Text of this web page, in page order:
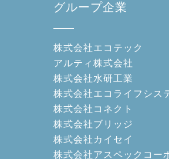
グループ企業
株式会社エコテック
アルティ株式会社
株式会社水研工業
株式会社エコライフシス
株式会社コネクト
株式会社ブリッジ
株式会社カイセイ
株式会社アスペックコー